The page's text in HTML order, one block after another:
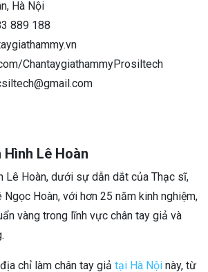
Hà Nội
889 188
ChantaygiathammyProsiltech
Hình Lê Hoàn
Lê Hoàn, dưới sự dẫn dắt của Thạc sĩ,
Ngọc Hoàn, với hơn 25 năm kinh nghiệm,
vàng trong lĩnh vực chân tay giả và
chỉ làm chân tay giả tại Hà Nội này, từ